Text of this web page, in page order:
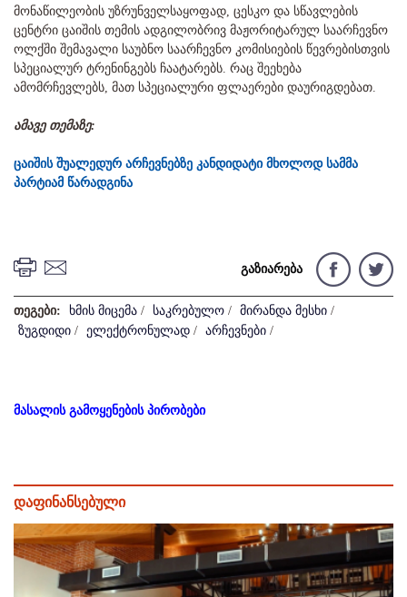
მონაწილეობის უზრუნველსაყოფად, ცესკო და სწავლების
ცენტრი ცაიშის თემის ადგილობრივ მაჟორიტარულ საარჩევნო
ოლქში შემავალი საუბნო საარჩევნო კომისიების წევრებისთვის
სპეციალურ ტრენინგებს ჩაატარებს. რაც შეეხება
ამომრჩევლებს, მათ სპეციალური ფლაერები დაურიგდებათ.
ამავე თემაზე:
ცაიშის შუალედურ არჩევნებზე კანდიდატი მხოლოდ სამმა
პარტიამ წარადგინა
გაზიარება
თეგები: ხმის მიცემა / საკრებულო / მირანდა მესხი /
ზუგდიდი / ელექტრონულად / არჩევნები /
მასალის გამოყენების პირობები
დაფინანსებული